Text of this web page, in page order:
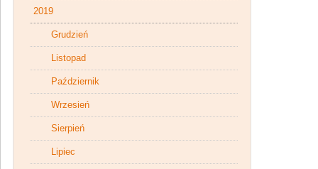
2019
Grudzień
Listopad
Październik
Wrzesień
Sierpień
Lipiec